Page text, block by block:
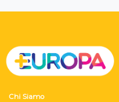
Chi Siamo